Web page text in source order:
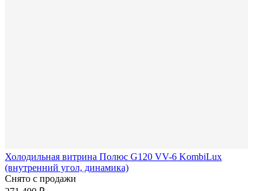
Холодильная витрина Полюс G120 VV-6 KombiLux
(внутренний угол, динамика)
Снято с продажи